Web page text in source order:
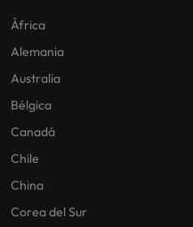
África
Alemania
Australia
Bélgica
Canadá
Chile
China
Corea del Sur